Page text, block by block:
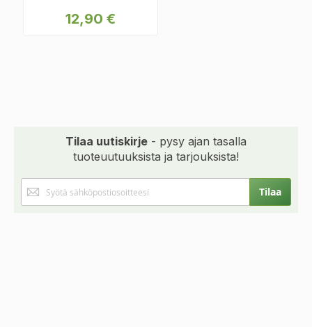
12,90 €
Tilaa uutiskirje - pysy ajan tasalla
tuoteuutuuksista ja tarjouksista!
uutiskirjeemme:
Tilaa